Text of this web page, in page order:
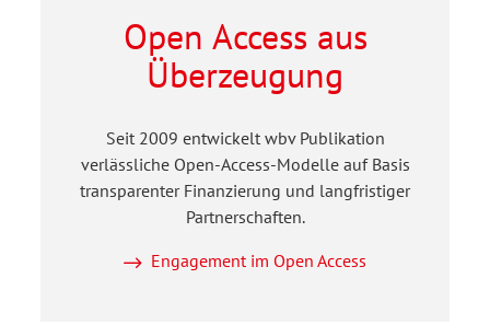
Open Access aus
Überzeugung
Seit 2009 entwickelt wbv Publikation
verlässliche Open-Access-Modelle auf Basis
transparenter Finanzierung und langfristiger
Partnerschaften.
Engagement im Open Access